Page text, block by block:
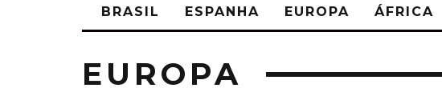
BRASIL ESPANHA EUROPA ÁFRICA
EUROPA